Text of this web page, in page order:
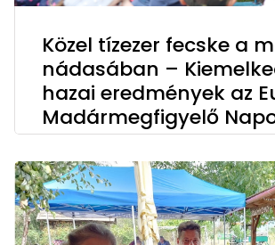
Közel tízezer fecske a
nádasában –
hazai eredmények az
Madármegfigyelő